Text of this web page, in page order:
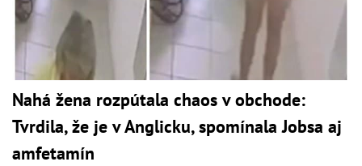
Nahá žena rozpútala chaos v obchode:
Tvrdila, že je v Anglicku, spomínala Jobsa aj
amfetamín